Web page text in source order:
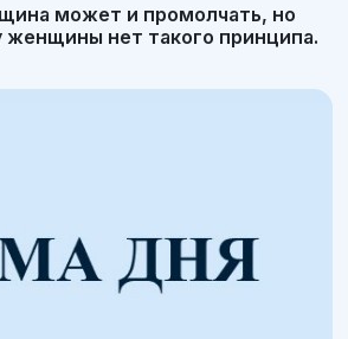
может и промолчать, но
женщины нет такого принципа.